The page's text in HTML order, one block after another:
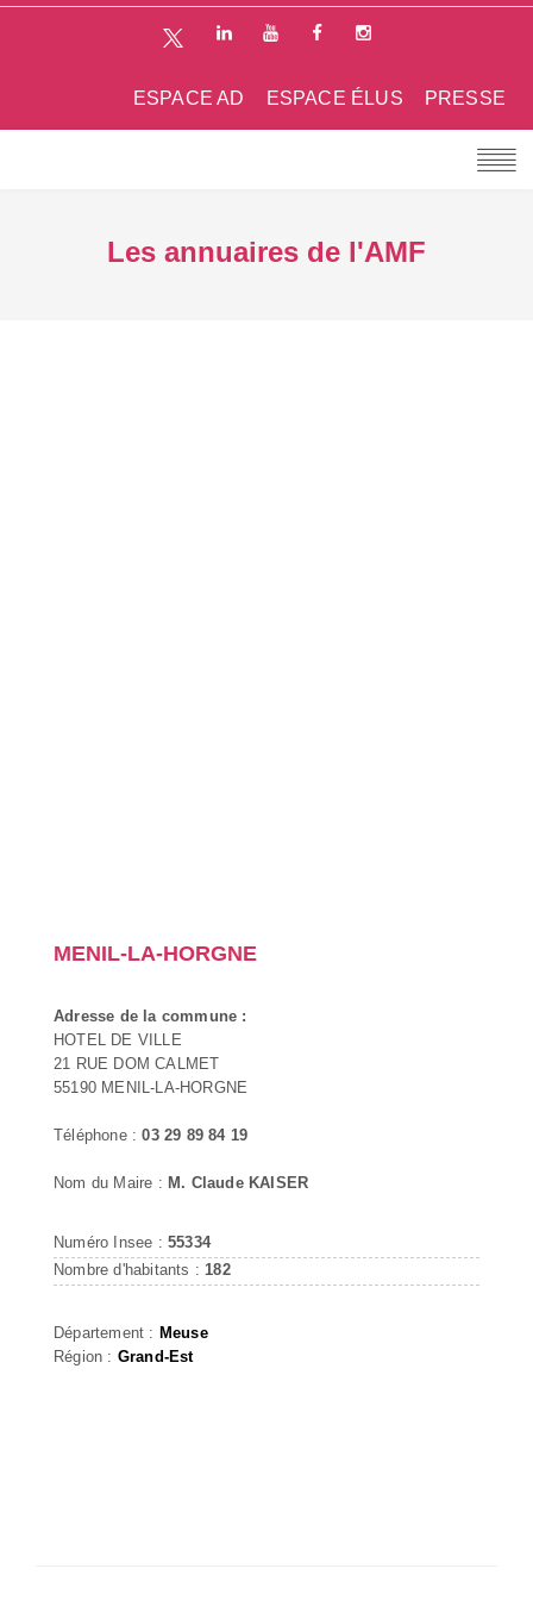
PRESSE
ESPACE ÉLUS
ESPACE AD
Les annuaires de l'AMF
MENIL-LA-HORGNE
Adresse de la commune :
HOTEL DE VILLE
21 RUE DOM CALMET
55190 MENIL-LA-HORGNE
Téléphone :03 29 89 84 19
Nom du Maire : M. Claude KAISER
Numéro Insee : 55334
Nombre d'habitants : 182
Département : Meuse
Région : Grand-Est